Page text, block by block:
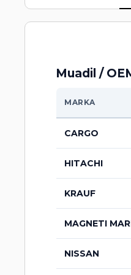
Muadil /
MARKA
CARGO
HITACHI
KRAUF
MAGNETI
NISSAN